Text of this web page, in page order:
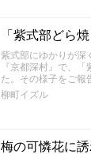
「紫式部どら
紫式部にゆかりが深
『京都深村』で、
た。その様子をご報
柳町イズル
梅の可憐花に